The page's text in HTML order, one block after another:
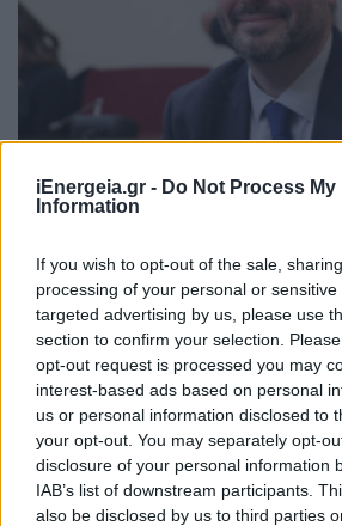
iEnergeia.gr - Do Not Process My
Information
If you wish to opt-out of the sale,
processing of your personal or
targeted advertising by us, please use
section to confirm your selection.
opt-out request is processed you may
interest-based ads based on personal
us or personal information disclosed to
your opt-out. You may separately opt-
disclosure of your personal information
IAB’s list of downstream participants.
also be disclosed by us to third parties
ΗΛΕΚΤΡΙΣΜΟΣ
ενέργεια και ισχυρότερα
μήνυμα για την ενεργειακή
10/07/2026 - 08:15